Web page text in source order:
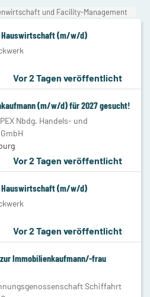
und Facility-Management
Hauswirtschaft (m/w/d)
Vor 2 Tagen veröffentlicht
(m/w/d) für 2027 gesucht!
Nbdg. Handels- und
Vor 2 Tagen veröffentlicht
Hauswirtschaft (m/w/d)
Vor 2 Tagen veröffentlicht
Immobilienkaufmann/-frau
Schiffahrt